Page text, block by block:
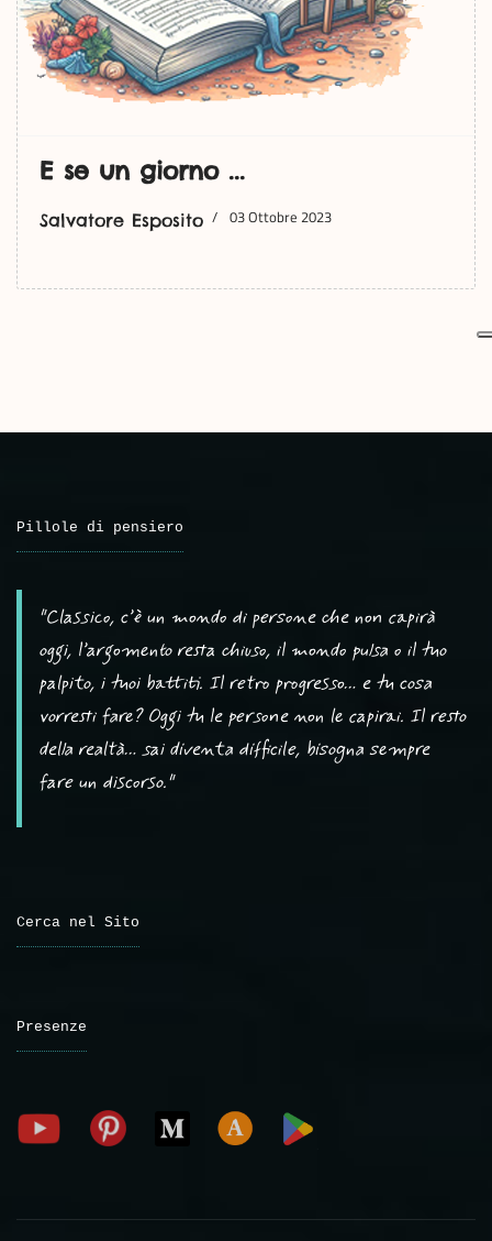
E se un giorno ...
Salvatore Esposito 03 Ottobre 2023
Pillole di pensiero
"Classico, c’è un mondo di persone che non capirà
oggi, l’argomento resta chiuso, il mondo pulsa o il tuo
palpito, i tuoi battiti. Il retro progresso… e tu cosa
vorresti fare? Oggi tu le persone non le capirai. Il resto
della realtà… sai diventa difficile, bisogna sempre
fare un discorso."
Cerca nel Sito
Presenze